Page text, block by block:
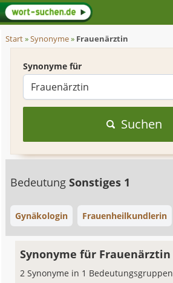
Start»Synonyme» Frauenärztin
Synonyme für
Suchen
BedeutungSonstiges 1
Gynäkologin Frauenheilkundlerin
Synonyme für Frauenärztin
2 Synonyme in 1 Bedeutungsgruppen